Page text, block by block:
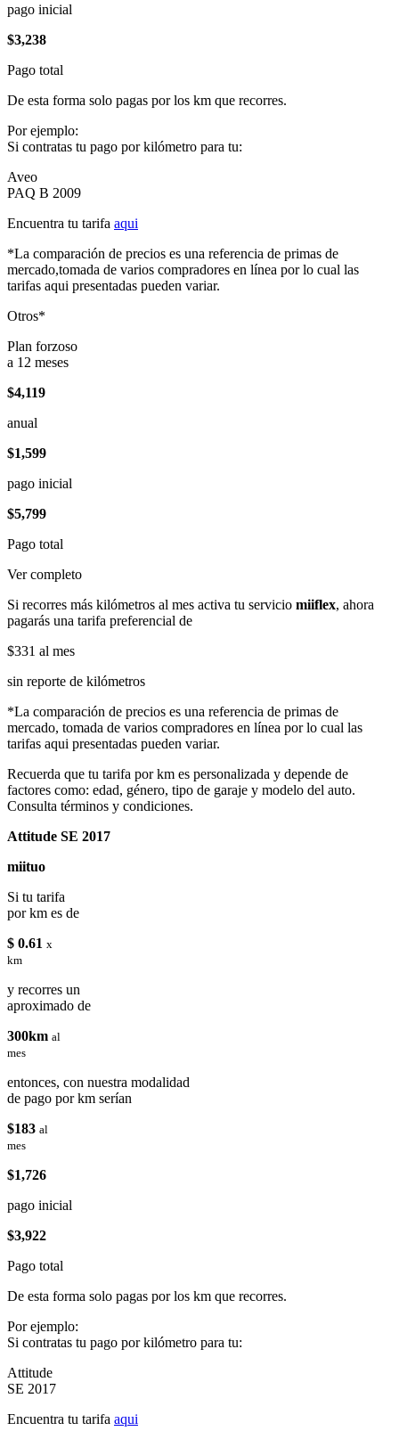
pago inicial
$3,238
Pago total
De esta forma solo pagas por los km que recorres.
Por ejemplo:
Si contratas tu pago por kilómetro para tu:
Aveo
PAQ B 2009
Encuentra tu tarifa aqui
*La comparación de precios es una referencia de primas de
mercado,tomada de varios compradores en línea por lo cual las
tarifas aqui presentadas pueden variar.
Otros*
Plan forzoso
a 12 meses
$4,119
anual
$1,599
pago inicial
$5,799
Pago total
Ver completo
Si recorres más kilómetros al mes activa tu servicio miiflex, ahora
pagarás una tarifa preferencial de
$331 al mes
sin reporte de kilómetros
*La comparación de precios es una referencia de primas de
mercado, tomada de varios compradores en línea por lo cual las
tarifas aqui presentadas pueden variar.
Recuerda que tu tarifa por km es personalizada y depende de
factores como: edad, género, tipo de garaje y modelo del auto.
Consulta términos y condiciones.
Attitude SE 2017
miituo
Si tu tarifa
por km es de
$ 0.61 x
km
y recorres un
aproximado de
300km al
mes
entonces, con nuestra modalidad
de pago por km serían
$183 al
mes
$1,726
pago inicial
$3,922
Pago total
De esta forma solo pagas por los km que recorres.
Por ejemplo:
Si contratas tu pago por kilómetro para tu:
Attitude
SE 2017
Encuentra tu tarifa aqui